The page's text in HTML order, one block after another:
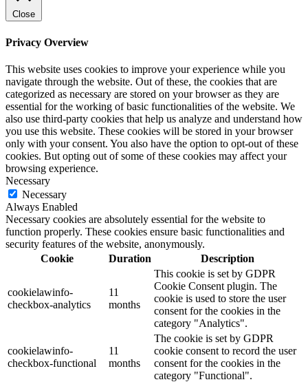
Close
Privacy Overview
This website uses cookies to improve your experience while you
navigate through the website. Out of these, the cookies that are
categorized as necessary are stored on your browser as they are
essential for the working of basic functionalities of the website. We
also use third-party cookies that help us analyze and understand how
you use this website. These cookies will be stored in your browser
only with your consent. You also have the option to opt-out of these
cookies. But opting out of some of these cookies may affect your
browsing experience.
Necessary
Necessary
Always Enabled
Necessary cookies are absolutely essential for the website to
function properly. These cookies ensure basic functionalities and
security features of the website, anonymously.
Cookie
Duration Description
cookielawinfo-
checkbox-analytics
11
months
This cookie is set by GDPR
Cookie Consent plugin. The
cookie is used to store the user
consent for the cookies in the
category "Analytics".
cookielawinfo-
checkbox-functional
11
months
The cookie is set by GDPR
cookie consent to record the user
consent for the cookies in the
category "Functional".